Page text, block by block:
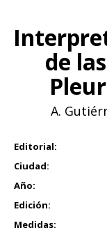
de
A.
Editorial:
Ciudad:
Año:
Edición:
Medidas: